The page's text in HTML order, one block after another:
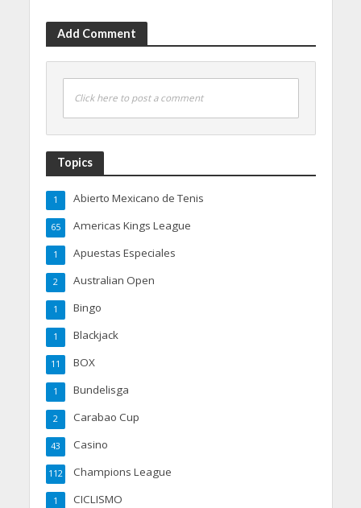
Add Comment
Click here to post a comment
Topics
Abierto Mexicano de Tenis
1
Americas Kings League
65
Apuestas Especiales
1
Australian Open
2
Bingo
1
Blackjack
1
BOX
11
Bundelisga
1
Carabao Cup
2
Casino
43
Champions League
112
CICLISMO
1